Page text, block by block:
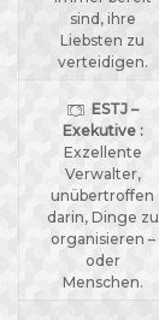
sind, ihre
Liebsten zu
verteidigen.
ESTJ –
Exekutive :
Exzellente
Verwalter,
unübertroffen
darin, Dinge zu
organisieren –
oder
Menschen.